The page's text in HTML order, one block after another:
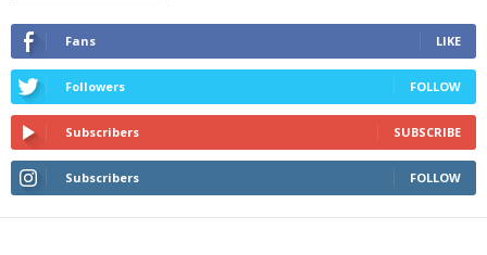
Fans LIKE
Followers FOLLOW
Subscribers SUBSCRIBE
Subscribers FOLLOW